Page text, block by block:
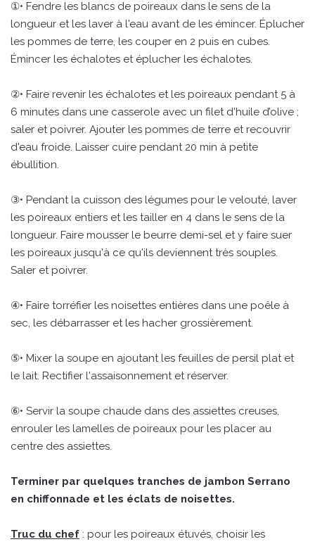
①• Fendre les blancs de poireaux dans le sens de la
longueur et les laver à l'eau avant de les émincer. Éplucher
les pommes de terre, les couper en 2 puis en cubes.
Émincer les échalotes et éplucher les échalotes.
②• Faire revenir les échalotes et les poireaux pendant 5 à
6 minutes dans une casserole avec un filet d'huile d’olive ;
saler et poivrer. Ajouter les pommes de terre et recouvrir
d'eau froide. Laisser cuire pendant 20 min à petite
ébullition.
③• Pendant la cuisson des légumes pour le velouté, laver
les poireaux entiers et les tailler en 4 dans le sens de la
longueur. Faire mousser le beurre demi-sel et y faire suer
les poireaux jusqu'à ce qu'ils deviennent très souples.
Saler et poivrer.
④• Faire torréfier les noisettes entières dans une poêle à
sec, les débarrasser et les hacher grossièrement.
⑤• Mixer la soupe en ajoutant les feuilles de persil plat et
le lait. Rectifier l'assaisonnement et réserver.
⑥• Servir la soupe chaude dans des assiettes creuses,
enrouler les lamelles de poireaux pour les placer au
centre des assiettes.
Terminer par quelques tranches de jambon Serrano
en chiffonnade et les éclats de noisettes.
Truc du chef : pour les poireaux étuvés, choisir les